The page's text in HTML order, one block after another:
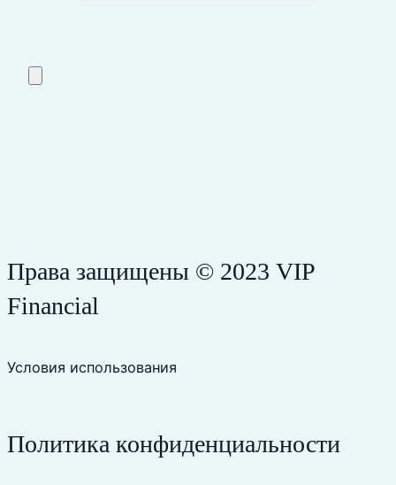
Права защищены © 2023 VIP
Financial
Условия использования
Политика конфиденциальности